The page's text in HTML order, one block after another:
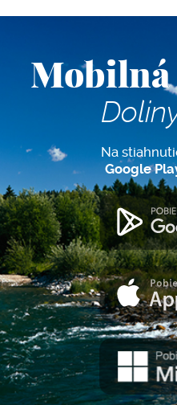
Na
Google